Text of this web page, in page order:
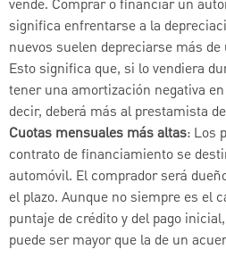
vende. Comprar o financiar un
significa enfrentarse a la
nuevos suelen depreciarse más
Esto significa que, si lo vendiera
tener una amortización negativa
decir, deberá más al prestamista
Cuotas mensuales más altas: Los
contrato de financiamiento se
automóvil. El comprador será
el plazo. Aunque no siempre es el
puntaje de crédito y del pago
puede ser mayor que la de un